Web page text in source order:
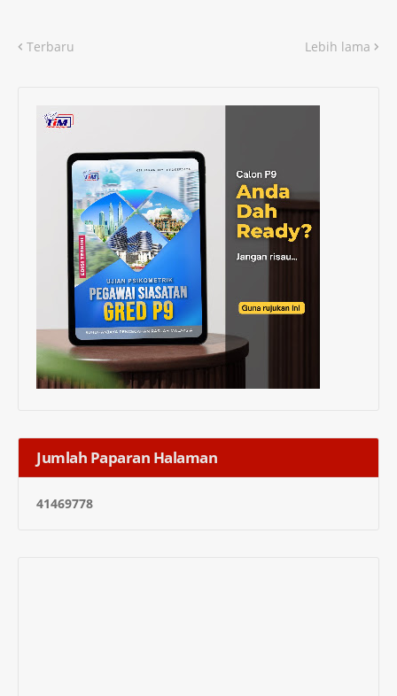
Terbaru Lebih lama
Jumlah Paparan Halaman
41469778